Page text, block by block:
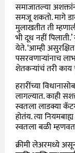
समाजातल्या
समजू शकतो. मागे
मुलाखतीत ती
भी दूध नहीं
येते. ‘आम्ही
पसरवणाऱ्यांनाच
शेतकऱ्यांचं तरी
हरारींच्या
लागल्यात. काही
स्वतःला लाडक्या
होतंय. त्या
स्वतःला बळी
क्रीमी लेअरमध्ये